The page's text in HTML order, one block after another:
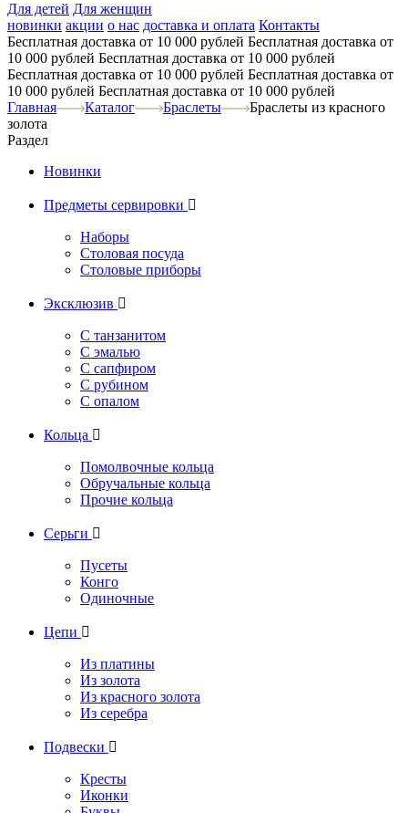
Для детей Для женщин
новинки акции о нас доставка и оплата Контакты
Бесплатная доставка от 10 000 рублей Бесплатная доставка от
10 000 рублей Бесплатная доставка от 10 000 рублей
Бесплатная доставка от 10 000 рублей Бесплатная доставка от
10 000 рублей Бесплатная доставка от 10 000 рублей
Главная
Каталог Браслеты
Браслеты из красного
золота
Раздел
Новинки
Предметы сервировки 
Наборы
Столовая посуда
Столовые приборы
Эксклюзив 
С танзанитом
С эмалью
С сапфиром
С рубином
С опалом
Кольца 
Помолвочные кольца
Обручальные кольца
Прочие кольца
Серьги 
Пусеты
Конго
Одиночные
Цепи 
Из платины
Из золота
Из красного золота
Из серебра
Подвески 
Кресты
Иконки